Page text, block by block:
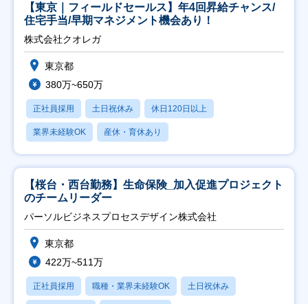
【東京｜フィールドセールス】年4回昇給チャンス/
住宅手当/早期マネジメント機会あり！
株式会社クオレガ
東京都
380万~650万
正社員採用 土日祝休み 休日120日以上
業界未経験OK 産休・育休あり
【桜台・西台勤務】生命保険_加入促進プロジェクト
のチームリーダー
パーソルビジネスプロセスデザイン株式会社
東京都
422万~511万
正社員採用 職種・業界未経験OK 土日祝休み